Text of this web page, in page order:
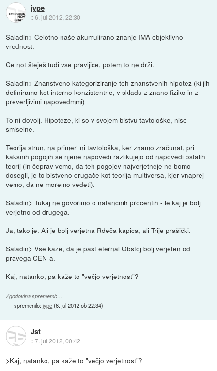
jype
::6. jul 2012, 22:30
Saladin> Celotno naše akumulirano znanje IMA objektivno
vrednost.
Če not šteješ tudi vse pravljice, potem to ne drži.
Saladin> Znanstveno kategoriziranje teh znanstvenih hipotez (ki jih
definiramo kot interno konzistentne, v skladu z znano fiziko in z
preverljivimi napovedmmi)
To ni dovolj. Hipoteze, ki so v svojem bistvu tavtološke, niso
smiselne.
Teorija strun, na primer, ni tavtološka, ker znamo zračunat, pri
kakšnih pogojih se njene napovedi razlikujejo od napovedi ostalih
teorij (in čeprav vemo, da teh pogojev najverjetneje ne bomo
dosegli, je to bistveno drugače kot teorija multiversa, kjer vnaprej
vemo, da ne moremo vedeti).
Saladin> Tukaj ne govorimo o natančnih procentih - le kaj je bolj
verjetno od drugega.
Ja, tako je. Ali je bolj verjetna Rdeča kapica, ali Trije prašički.
Saladin> Vse kaže, da je past eternal Obstoj bolj verjeten od
pravega CEN-a.
Kaj, natanko, pa kaže to "večjo verjetnost"?
Zgodovina sprememb…
spremenilo:jype(6. jul 2012 ob 22:34)
Jst
::7. jul 2012, 00:42
>Kaj, natanko, pa kaže to "večjo verjetnost"?